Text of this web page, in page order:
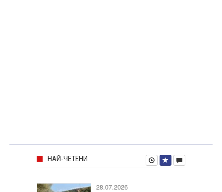
НАЙ-ЧЕТЕНИ
28.07.2026